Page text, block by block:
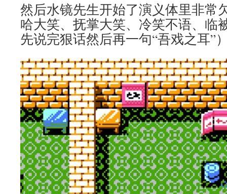
然后水镜先生开始了演义体里非常
哈大笑、抚掌大笑、冷笑不语、临
先说完狠话然后再一句“吾戏之耳”